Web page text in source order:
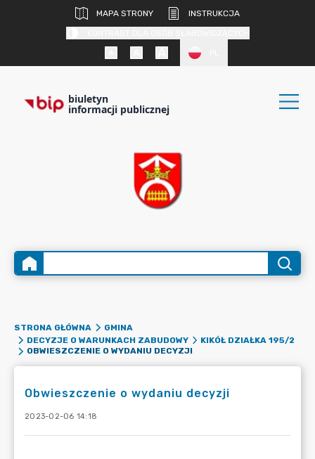
MAPA STRONY
INSTRUKCJA
biuletyn
informacji publicznej
STRONA GŁÓWNA
GMINA
DECYZJE O WARUNKACH ZABUDOWY
KIKÓŁ DZIAŁKA 195/2
OBWIESZCZENIE O WYDANIU DECYZJI
Obwieszczenie o wydaniu decyzji
2023-02-06 14:18